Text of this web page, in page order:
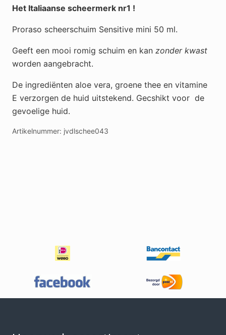
Het Italiaanse scheermerk nr1 !
Proraso scheerschuim Sensitive mini 50 ml.
Geeft een mooi romig schuim en kan zonder kwast
worden aangebracht.
De ingrediënten aloe vera, groene thee en vitamine
E verzorgen de huid uitstekend. Gecshikt voor de
gevoelige huid.
Artikelnummer: jvdlschee043